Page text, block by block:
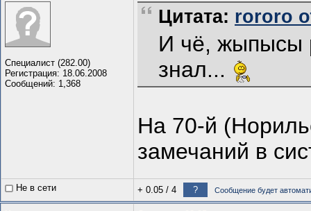
Специалист (282.00)
Регистрация: 18.06.2008
Сообщений: 1,368
Цитата: rororo
И чё, жыпысы
знал...
На 70-й
замечаний в
Не в сети + 0.05 / 4 ? Сообщение будет